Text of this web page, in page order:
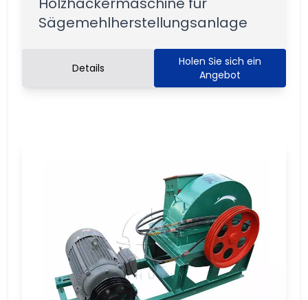
Sägemehlherstellungsanlage
Details
Holen Sie sich ein
Angebot